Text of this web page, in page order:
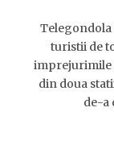
Telegondola
turistii de
imprejurimile
din doua
de-a